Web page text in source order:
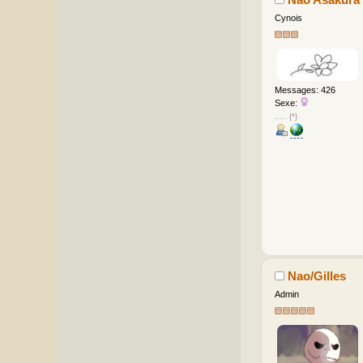
Cynois
Messages: 426
Sexe:
..... {*}
Nao/Gilles
Admin